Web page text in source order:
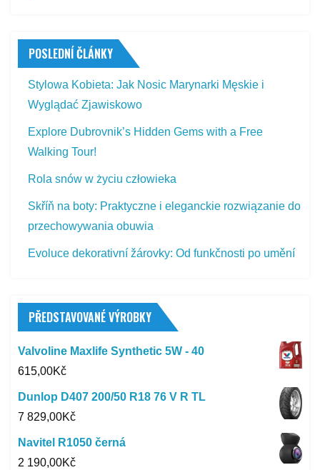
POSLEDNÍ ČLÁNKY
Stylowa Kobieta: Jak Nosic Marynarki Męskie i
Wyglądać Zjawiskowo
Explore Dubrovnik’s Hidden Gems with a Free
Walking Tour!
Rola snów w życiu człowieka
Skříň na boty: Praktyczne i eleganckie rozwiązanie do
przechowywania obuwia
Evoluce dekorativní žárovky: Od funkčnosti po umění
PŘEDSTAVOVANÉ VÝROBKY
Valvoline Maxlife Synthetic 5W - 40
615,00Kč
Dunlop D407 200/50 R18 76 V R TL
7 829,00Kč
Navitel R1050 černá
2 190,00Kč